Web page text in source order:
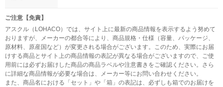
ご注意【免責】
アスクル（LOHACO）では、サイト上に最新の商品情報を表示するよう努めて
おりますが、メーカーの都合等により、商品規格・仕様（容量、パッケージ、
原材料、原産国など）が変更される場合がございます。このため、実際にお届
けする商品とサイト上の商品情報の表記が異なる場合がございますので、ご使
用前には必ずお届けした商品の商品ラベルや注意書きをご確認ください。さら
に詳細な商品情報が必要な場合は、メーカー等にお問い合わせください。
また、商品名における「セット」や「箱」の表記は、必ずしも箱でのお届けを